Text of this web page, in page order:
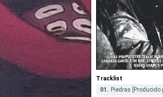
Tracklist
01. Piedras [Producido